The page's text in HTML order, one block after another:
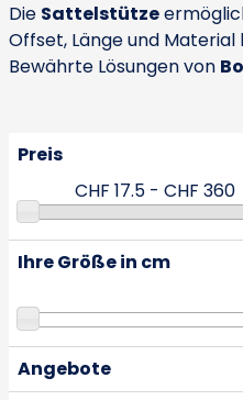
Die Sattelstütze
Offset, Länge und
Bewährte Lösungen von
Preis
Ihre Größe in cm
Angebote